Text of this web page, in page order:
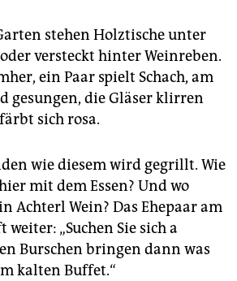
stehen Holztische unter
versteckt hinter Weinreben.
ein Paar spielt Schach, am
gesungen, die Gläser klirren
sich rosa.
wie diesem wird gegrillt. Wie
mit dem Essen? Und wo
Achterl Wein? Das Ehepaar am
„Suchen Sie sich a
Burschen bringen dann was
kalten Buffet.“